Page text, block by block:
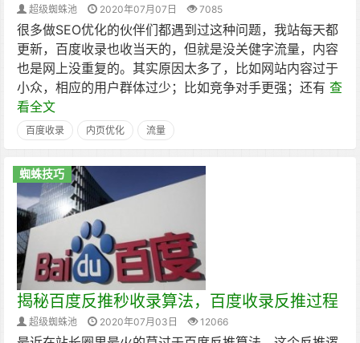
超级蜘蛛池 2020年07月07日 7085
很多做SEO优化的伙伴们都遇到过这种问题，我站每天都
更新，百度收录也收当天的，但就是没关健字流量，内容
也是网上没重复的。其实原因太多了，比如网站内容过于
小众，相应的用户群体过少；比如竞争对手更强；还有 查
看全文
百度收录 内页优化 流量
蜘蛛技巧
揭秘百度反推秒收录算法，百度收录反推过程
超级蜘蛛池 2020年07月03日 12066